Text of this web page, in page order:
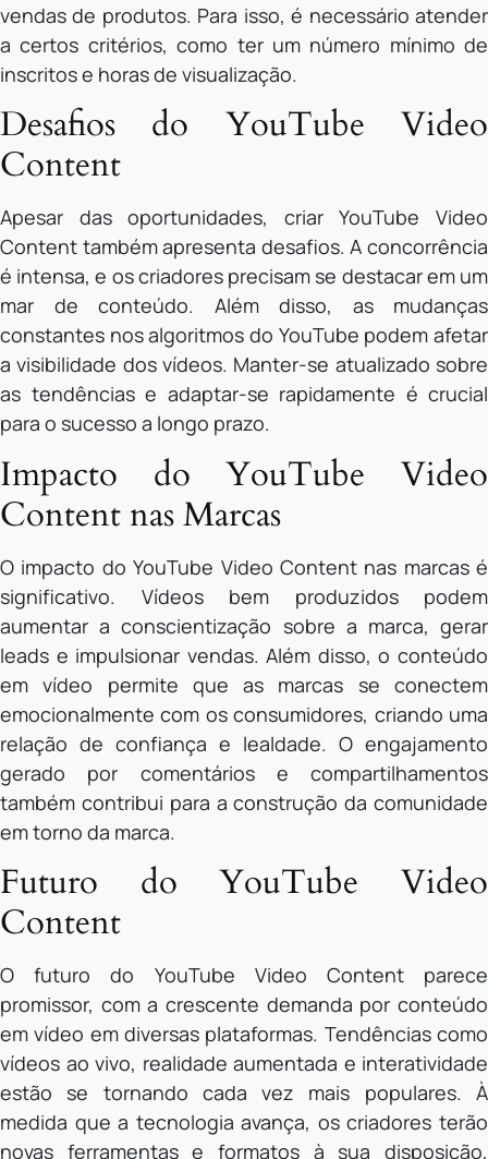
vendas de produtos. Para isso, é necessário atender
a certos critérios, como ter um número mínimo de
inscritos e horas de visualização.
Desafios do YouTube Video
Content
Apesar das oportunidades, criar YouTube Video
Content também apresenta desafios. A concorrência
é intensa, e os criadores precisam se destacar em um
mar de conteúdo. Além disso, as mudanças
constantes nos algoritmos do YouTube podem afetar
a visibilidade dos vídeos. Manter-se atualizado sobre
as tendências e adaptar-se rapidamente é crucial
para o sucesso a longo prazo.
Impacto do YouTube Video
Content nas Marcas
O impacto do YouTube Video Content nas marcas é
significativo. Vídeos bem produzidos podem
aumentar a conscientização sobre a marca, gerar
leads e impulsionar vendas. Além disso, o conteúdo
em vídeo permite que as marcas se conectem
emocionalmente com os consumidores, criando uma
relação de confiança e lealdade. O engajamento
gerado por comentários e compartilhamentos
também contribui para a construção da comunidade
em torno da marca.
Futuro do YouTube Video
Content
O futuro do YouTube Video Content parece
promissor, com a crescente demanda por conteúdo
em vídeo em diversas plataformas. Tendências como
vídeos ao vivo, realidade aumentada e interatividade
estão se tornando cada vez mais populares. À
medida que a tecnologia avança, os criadores terão
novas ferramentas e formatos à sua disposição,